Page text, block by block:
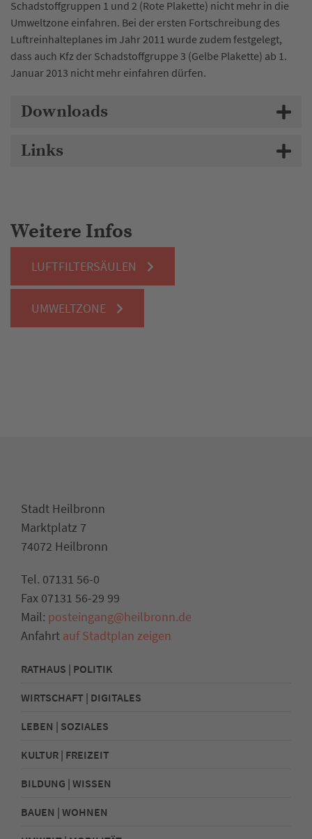
Schadstoffgruppen 1 und 2 (Rote Plakette) nicht mehr in die
Umweltzone einfahren. Bei der ersten Fortschreibung des
Luftreinhalteplanes im Jahr 2011 wurde zudem festgelegt,
dass auch Kfz der Schadstoffgruppe 3 (Gelbe Plakette) ab 1.
Januar 2013 nicht mehr einfahren dürfen.
Downloads
Links
Weitere Infos
LUFTFILTERSÄULEN
UMWELTZONE
Stadt Heilbronn
Marktplatz 7
74072 Heilbronn
Tel. 07131 56-0
Fax 07131 56-29 99
Mail: posteingang@heilbronn.de
Anfahrt auf Stadtplan zeigen
RATHAUS | POLITIK
WIRTSCHAFT | DIGITALES
LEBEN | SOZIALES
KULTUR | FREIZEIT
BILDUNG | WISSEN
BAUEN | WOHNEN